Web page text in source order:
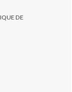
DE